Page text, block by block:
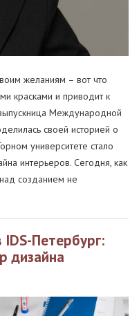
желаниям – вот что
красками и приводит к
Международной
своей историей о
университете стало
интерьеров. Сегодня, как
созданием не
Петербург:
дизайна